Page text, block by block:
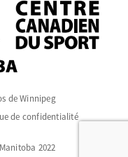
de Winnipeg
de confidentialité
2022